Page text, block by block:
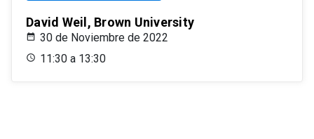
David Weil, Brown University
30 de Noviembre de 2022
11:30 a 13:30